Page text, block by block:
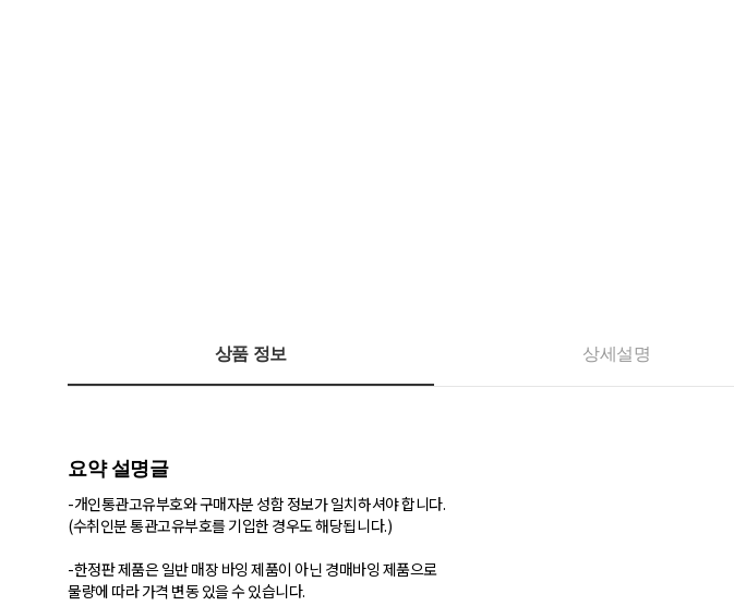
상품 정보 상세설명
요약 설명글
- 개인통관고유부호와 구매자분 성함 정보가 일치하셔야 합니다.
(수취인분 통관고유부호를 기입한 경우도 해당됩니다.)
-한정판 제품은 일반 매장 바잉 제품이 아닌 경매바잉 제품으로
물량에 따라 가격 변동 있을 수 있습니다.